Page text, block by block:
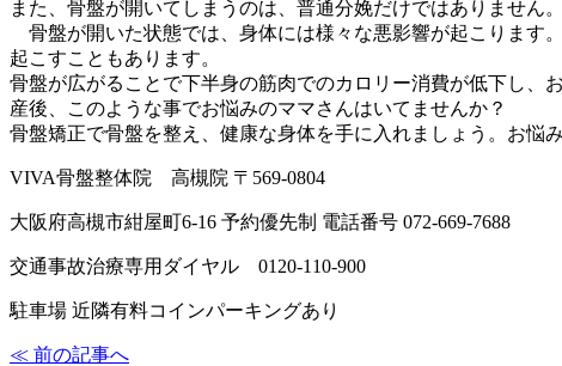
また、骨盤が開いてしまうのは、普通分娩だけではありません
骨盤が開いた状態では、身体には様々な悪影響が起こります
起こすこともあります。
骨盤が広がることで下半身の筋肉でのカロリー消費が低下し、
産後、このような事でお悩みのママさんはいてませんか？
骨盤矯正で骨盤を整え、健康な身体を手に入れましょう。お悩
VIVA骨盤整体院 高槻院 〒569-0804
大阪府高槻市紺屋町6-16 予約優先制 電話番号 072-669-7688
交通事故治療専用ダイヤル 0120-110-900
駐車場 近隣有料コインパーキングあり
≪ 前の記事へ